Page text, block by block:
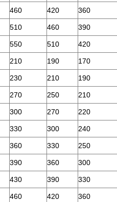
460 420 360
510 460 390
550 510 420
210 190 170
230 210 190
270 250 210
300 270 220
330 300 240
360 330 250
390 360 300
430 390 330
460 420 360